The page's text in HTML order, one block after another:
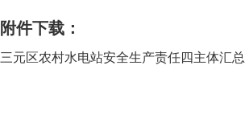
附件下载：
三元区农村水电站安全生产责任四主体汇